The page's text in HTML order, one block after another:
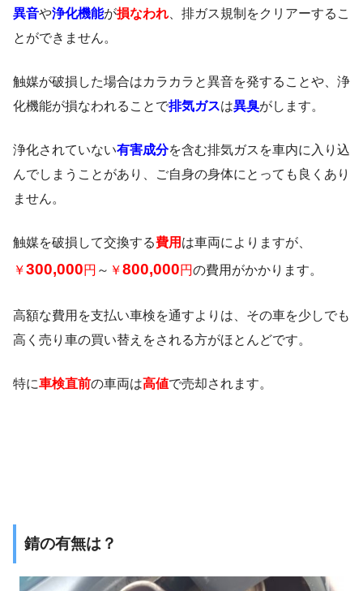
異音や浄化機能が損なわれ 、排ガス規制をクリアーするこ
とができません。
触媒が破損した場合はカラカラと異音を発することや、浄
化機能が損なわれることで排気ガスは異臭がします。
浄化されていない有害成分を含む排気ガスを車内に入り込
んでしまうことがあり、ご自身の身体にとっても良くあり
ません。
触媒を破損して交換する費用 は車両によりますが、
￥300,000円 ～ ￥800,000円の費用がかかります。
高額な費用を支払い車検を通すよりは、その車を少しでも
高く売り車の買い替えをされる方がほとんどです。
特に車検直前の車両は高値で売却されます。
錆の有無は？